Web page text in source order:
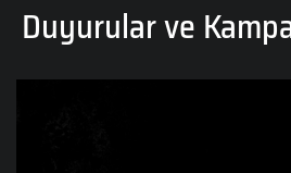
Duyurular ve